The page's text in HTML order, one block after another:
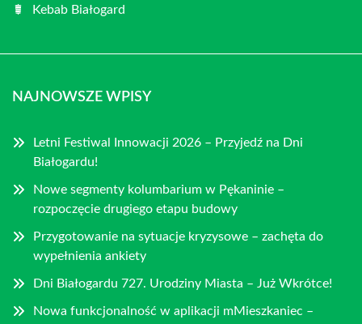
Kebab Białogard
NAJNOWSZE WPISY
Letni Festiwal Innowacji 2026 – Przyjedź na Dni
Białogardu!
Nowe segmenty kolumbarium w Pękaninie –
rozpoczęcie drugiego etapu budowy
Przygotowanie na sytuacje kryzysowe – zachęta do
wypełnienia ankiety
Dni Białogardu 727. Urodziny Miasta – Już Wkrótce!
Nowa funkcjonalność w aplikacji mMieszkaniec –